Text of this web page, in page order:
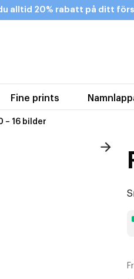
alltid 20% rabatt på ditt
Fine prints
– 16 bilder